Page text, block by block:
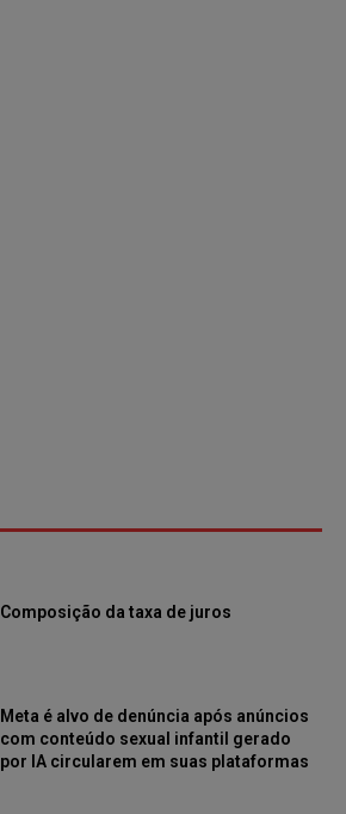
Composição da taxa de juros
Meta é alvo de denúncia após anúncios
com conteúdo sexual infantil gerado
por IA circularem em suas plataformas